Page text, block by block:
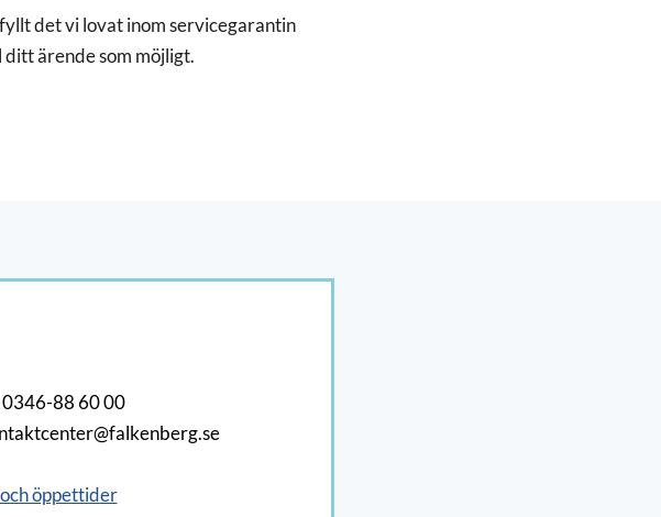
det vi lovat inom servicegarantin
ditt ärende som möjligt.
0346-88 60 00
öppettider